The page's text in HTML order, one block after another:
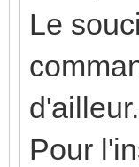
Le
Pour